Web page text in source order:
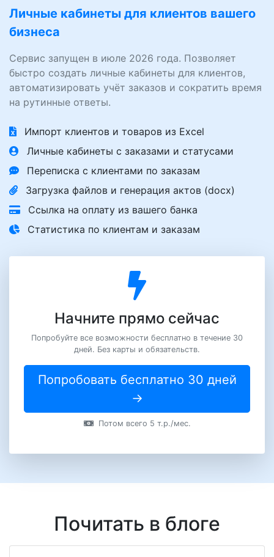
Личные кабинеты для клиентов вашего
бизнеса
Сервис запущен в июле 2026 года. Позволяет
быстро создать личные кабинеты для клиентов,
автоматизировать учёт заказов и сократить время
на рутинные ответы.
Импорт клиентов и товаров из Excel
Личные кабинеты с заказами и статусами
Переписка с клиентами по заказам
Загрузка файлов и генерация актов (docx)
Ссылка на оплату из вашего банка
Статистика по клиентам и заказам
Начните прямо сейчас
Попробуйте все возможности бесплатно в течение 30
дней. Без карты и обязательств.
Попробовать бесплатно 30 дней
→
Потом всего 5 т.р./мес.
Почитать в блоге